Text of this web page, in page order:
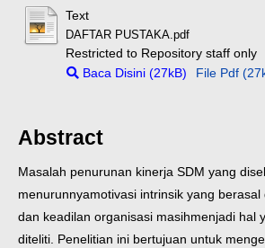
Text
DAFTAR PUSTAKA.pdf
Restricted to Repository staff only
Baca Disini (27kB)
File Pdf
Abstract
Masalah penurunan kinerja SDM yang
menurunnyamotivasi intrinsik yang
dan keadilan organisasi masihmenjadi hal
diteliti. Penelitian ini bertujuan untuk